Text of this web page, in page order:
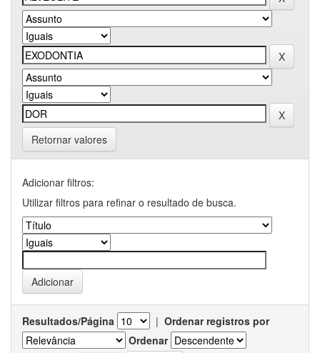
Retornar valores
Adicionar filtros:
Utilizar filtros para refinar o resultado de busca.
Resultados/Página | Ordenar registros por
Ordenar